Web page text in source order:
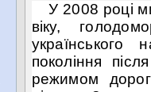
У 2008 році
віку,
українського
покоління
режимом